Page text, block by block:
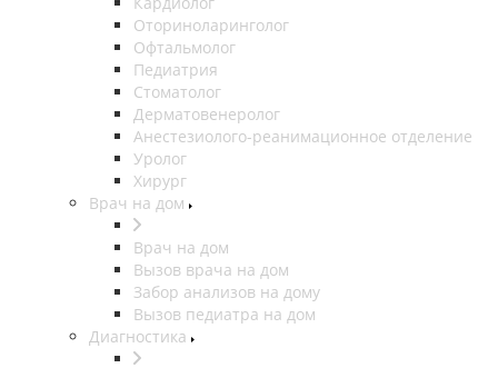
Оториноларинголог
Офтальмолог
Педиатрия
Стоматолог
Дерматовенеролог
Анестезиолого-реанимационное отделение
Уролог
Хирург
Врач на дом
Врач на дом
Вызов врача на дом
Забор анализов на дому
Вызов педиатра на дом
Диагностика